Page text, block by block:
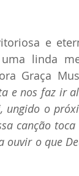
e
linda
Graça
e nos faz ir
ungido o
canção
ouvir o que